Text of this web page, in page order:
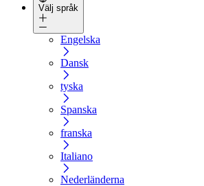
Välj språk
Engelska
Dansk
tyska
Spanska
franska
Italiano
Nederländerna